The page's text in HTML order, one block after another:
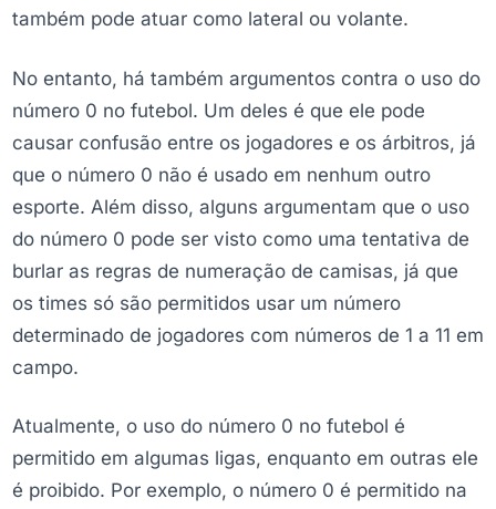
também pode atuar como lateral ou volante.
No entanto, há também argumentos contra o uso do
número 0 no futebol. Um deles é que ele pode
causar confusão entre os jogadores e os árbitros, já
que o número 0 não é usado em nenhum outro
esporte. Além disso, alguns argumentam que o uso
do número 0 pode ser visto como uma tentativa de
burlar as regras de numeração de camisas, já que
os times só são permitidos usar um número
determinado de jogadores com números de 1 a 11 em
campo.
Atualmente, o uso do número 0 no futebol é
permitido em algumas ligas, enquanto em outras ele
é proibido. Por exemplo, o número 0 é permitido na